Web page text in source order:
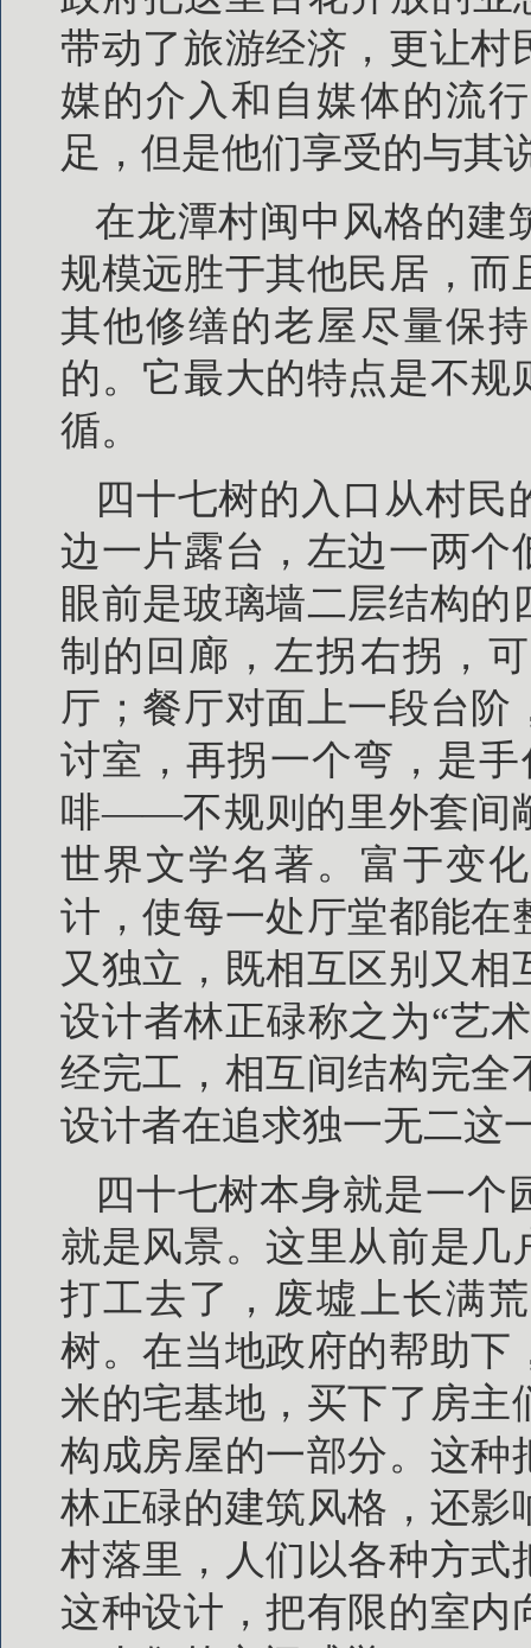
带动了旅游经济，更让村
媒的介入和自媒体的流
足，但是他们享受的与其
在龙潭村闽中风格的建
规模远胜于其他民居，而
其他修缮的老屋尽量保
的。它最大的特点是不
循。
四十七树的入口从村民
边一片露台，左边一两个
眼前是玻璃墙二层结构
制的回廊，左拐右拐，
厅；餐厅对面上一段台
讨室，再拐一个弯，是
啡——不规则的里外套间
世界文学名著。富于变
计，使每一处厅堂都能在
又独立，既相互区别又
设计者林正碌称之为“艺
经完工，相互间结构完全
设计者在追求独一无二这
四十七树本身就是一个
就是风景。这里从前是
打工去了，废墟上长满
树。在当地政府的帮助下
米的宅基地，买下了房
构成房屋的一部分。这种
林正碌的建筑风格，还影
村落里，人们以各种方式
这种设计，把有限的室内